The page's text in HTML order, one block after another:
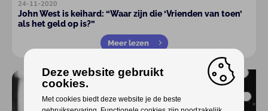
24-11-2020
John West is keihard: “Waar zijn die ‘Vrienden van toen’
als het geld op is?”
Meer lezen
Deze website gebruikt
cookies.
Met cookies biedt deze website je de beste